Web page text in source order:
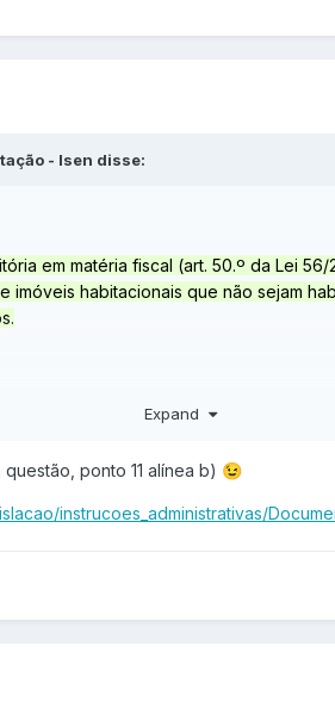
- Isen disse:
em matéria fiscal (art. 50.º da Lei
habitacionais que não sejam
possívelmente iria pagar mais valias.
construção no valor de 100.000€
Mãe pagar as mais valias?
Expand
ponto 11 alínea b) 😉
instrucoes_administrativas/